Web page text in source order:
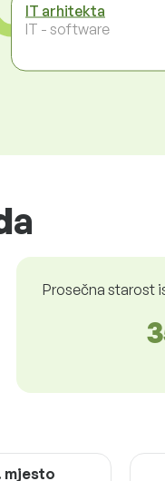
IT arhitekta
IT - software
Prosečna starost
mjesto